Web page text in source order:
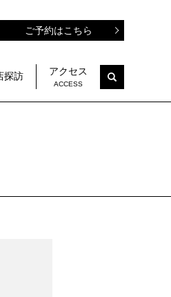
ご予約はこちら
探訪 アクセス
ACCESS